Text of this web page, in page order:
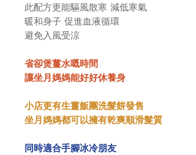
此配方更能驅風散寒 減低寒氣
暖和身子 促進血液循環
避免入風受涼
省卻煲薑水嘅時間
讓坐月媽媽能好好休養身
小店更有生薑飯團洗髮餅發售
坐月媽媽都可以擁有乾爽順滑髮質
同時適合手腳冰冷朋友